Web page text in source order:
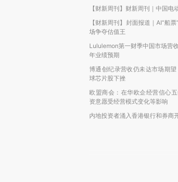
【财新周刊】财新周刊｜中国电
【财新周刊】封面报道｜AI“船
场争夺估值王
Lululemon第一财季中国市场营
年业绩预期
博通创纪录营收仍未达市场期
球芯片股下挫
欧盟商会：在华欧企经营信心
资意愿受经营模式变化等影响
内地投资者涌入香港银行和券商